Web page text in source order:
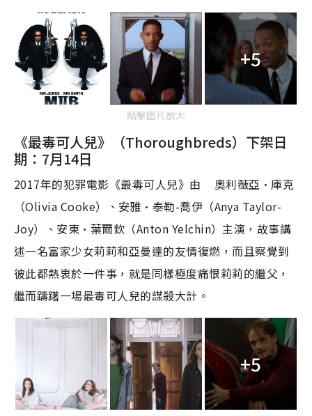
+5
點擊圖片放大
《最毒可人兒》（Thoroughbreds）下架日
期：7月14日
2017年的犯罪電影《最毒可人兒》由
奧利薇亞·庫克
（Olivia Cooke）、安雅·泰勒-喬伊（Anya Taylor-
Joy）、安東·葉爾欽（Anton Yelchin）主演，故事講
述一名富家少女莉莉和亞曼達的友情復燃，而且察覺到
彼此都熱衷於一件事，就是同樣極度痛恨莉莉的繼父，
繼而躊躇一場最毒可人兒的謀殺大計。
+5